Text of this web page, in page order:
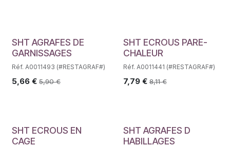
SHT AGRAFES DE
GARNISSAGES
Réf. A0011493 (#RESTAGRAF#)
5,66 € 5,90€
SHT ECROUS PARE-
CHALEUR
Réf. A0011441 (#RESTAGRAF#)
7,79€ 8,11€
SHT ECROUS EN
CAGE
SHT AGRAFES D
HABILLAGES